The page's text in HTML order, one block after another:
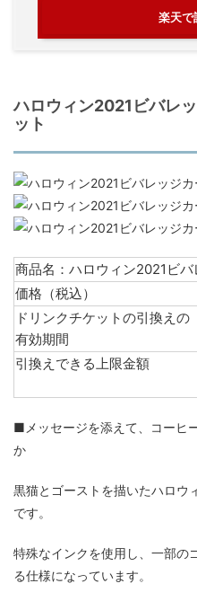
楽天で
ハロウィン2021ビバレ
ット
商品名：ハロウィン2021ビ
価格（税込）
ドリンクチケットの引換えの
有効期間
引換えできる上限金額
■メッセージを添えて、コーヒ
か
黒猫とゴーストを描いたハロウ
です。
特殊なインクを使用し、一部の
る仕様になっています。